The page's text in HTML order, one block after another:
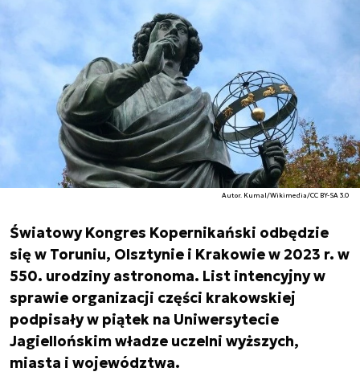
Autor. Kumal/Wikimedia/CC BY-SA 3.0
Światowy Kongres Kopernikański odbędzie
się w Toruniu, Olsztynie i Krakowie w 2023 r. w
550. urodziny astronoma. List intencyjny w
sprawie organizacji części krakowskiej
podpisały w piątek na Uniwersytecie
Jagiellońskim władze uczelni wyższych,
miasta i województwa.